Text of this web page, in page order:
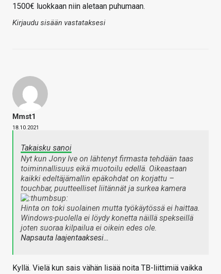
1500€ luokkaan niin aletaan puhumaan.
Kirjaudu sisään vastataksesi
Mmst1
18.10.2021
Takaisku sanoi
Nyt kun Jony Ive on lähtenyt firmasta tehdään taas
toiminnallisuus eikä muotoilu edellä. Oikeastaan
kaikki edeltäjämallin epäkohdat on korjattu –
touchbar, puutteelliset liitännät ja surkea kamera
Hinta on toki suolainen mutta työkäytössä ei haittaa.
Windows-puolella ei löydy konetta näillä spekseillä
joten suoraa kilpailua ei oikein edes ole.
Napsauta laajentaaksesi…
Kyllä. Vielä kun sais vähän lisää noita TB-liittimiä vaikka